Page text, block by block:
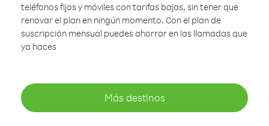
teléfonos fijos y móviles con tarifas bajas, sin tener que
renovar el plan en ningún momento. Con el plan de
suscripción mensual puedes ahorrar en las llamadas que
ya haces
Más destinos